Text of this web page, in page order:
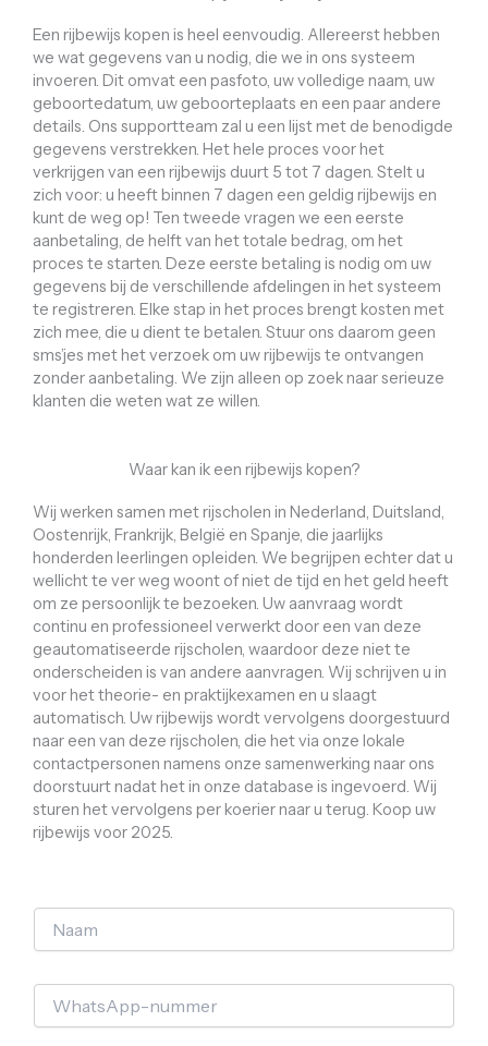
Een rijbewijs kopen is heel eenvoudig. Allereerst hebben
we wat gegevens van u nodig, die we in ons systeem
invoeren. Dit omvat een pasfoto, uw volledige naam, uw
geboortedatum, uw geboorteplaats en een paar andere
details. Ons supportteam zal u een lijst met de benodigde
gegevens verstrekken. Het hele proces voor het
verkrijgen van een rijbewijs duurt 5 tot 7 dagen. Stelt u
zich voor: u heeft binnen 7 dagen een geldig rijbewijs en
kunt de weg op! Ten tweede vragen we een eerste
aanbetaling, de helft van het totale bedrag, om het
proces te starten. Deze eerste betaling is nodig om uw
gegevens bij de verschillende afdelingen in het systeem
te registreren. Elke stap in het proces brengt kosten met
zich mee, die u dient te betalen. Stuur ons daarom geen
sms’jes met het verzoek om uw rijbewijs te ontvangen
zonder aanbetaling. We zijn alleen op zoek naar serieuze
klanten die weten wat ze willen.
Waar kan ik een rijbewijs kopen?
Wij werken samen met rijscholen in Nederland, Duitsland,
Oostenrijk, Frankrijk, België en Spanje, die jaarlijks
honderden leerlingen opleiden. We begrijpen echter dat u
wellicht te ver weg woont of niet de tijd en het geld heeft
om ze persoonlijk te bezoeken. Uw aanvraag wordt
continu en professioneel verwerkt door een van deze
geautomatiseerde rijscholen, waardoor deze niet te
onderscheiden is van andere aanvragen. Wij schrijven u in
voor het theorie- en praktijkexamen en u slaagt
automatisch. Uw rijbewijs wordt vervolgens doorgestuurd
naar een van deze rijscholen, die het via onze lokale
contactpersonen namens onze samenwerking naar ons
doorstuurt nadat het in onze database is ingevoerd. Wij
sturen het vervolgens per koerier naar u terug. Koop uw
rijbewijs voor 2025.
N
m
W